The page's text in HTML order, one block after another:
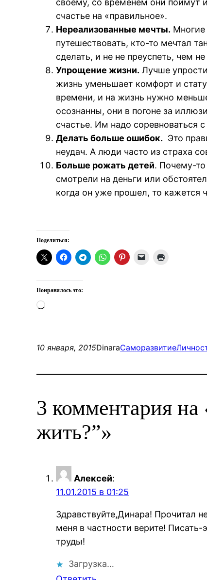
своему, со временем они поймут
счастье на «правильное».
Нереализованные мечты. Многие
путешествовать, кто-то мечтал
сделать, и не не преуспеть, чем
Упрощение жизни. Лучше
жизнь уменьшает комфорт и
времени, и на жизнь нужно
осознанны, они в погоне за
счастье. Им надо соревноваться
Делать больше ошибок. Это
неудач. А люди часто из страха
Больше рожать детей. Почему-
смотрели на деньги или
когда он уже прошел, то кажется
Поделиться:
Понравилось это:
Загрузка…
10 января, 2015DinaraСаморазвитие
3 комментария
жить?”»
Алексей:
11.01.2015 в 01:25
Здравствуйте,Динара! Прочитал
меня в частности верите!
труды!
Загрузка…